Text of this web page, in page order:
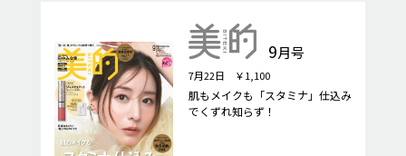
9月号
7月22日 ￥1,100
肌もメイクも「スタミナ」仕込み
でくずれ知らず！